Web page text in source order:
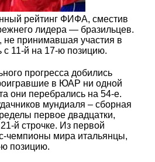
рейтинг ФИФА, сместив
лидера — бразильцев.
не принимавшая участия в
с 11-й на 17-ю позицию.
прогресса добились
в ЮАР ни одной
они перебрались на 54-е.
мундиаля – сборная
первое двадцатки,
й строчке. Из первой
чемпионы мира итальянцы,
позицию.